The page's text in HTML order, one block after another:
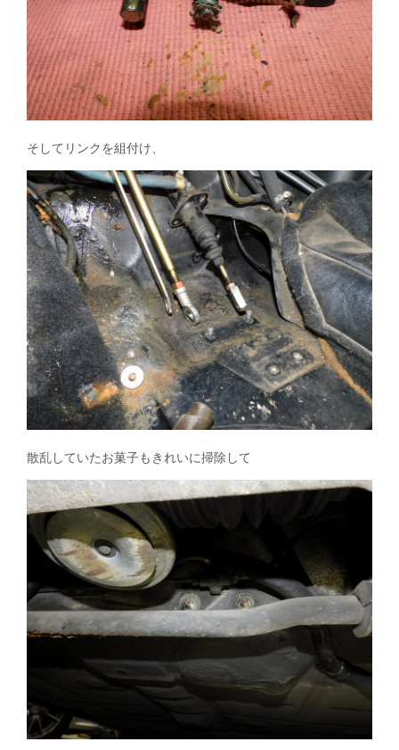
そしてリンクを組付け、
散乱していたお菓子もきれいに掃除して